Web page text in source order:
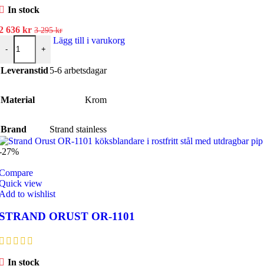
In stock
636 krDet
nuvarande
priset
är:
2
3 295kr
-
MAJORNA MJ-1102 mängd
+
Lägg till i varukorg
Leveranstid 5-6 arbetsdagar
Material Krom
Brand Strand stainless
27%
view
to wishlist
ORUST OR-1101
In stock